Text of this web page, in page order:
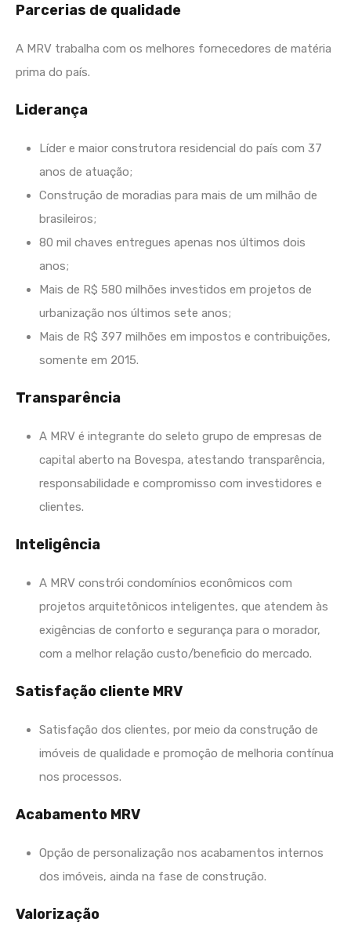
Parcerias de qualidade
A MRV trabalha com os melhores fornecedores de matéria
prima do país.
Liderança
Líder e maior construtora residencial do país com 37
anos de atuação;
Construção de moradias para mais de um milhão de
brasileiros;
80 mil chaves entregues apenas nos últimos dois
anos;
Mais de R$ 580 milhões investidos em projetos de
urbanização nos últimos sete anos;
Mais de R$ 397 milhões em impostos e contribuições,
somente em 2015.
Transparência
A MRV é integrante do seleto grupo de empresas de
capital aberto na Bovespa, atestando transparência,
responsabilidade e compromisso com investidores e
clientes.
Inteligência
A MRV constrói condomínios econômicos com
projetos arquitetônicos inteligentes, que atendem às
exigências de conforto e segurança para o morador,
com a melhor relação custo/beneficio do mercado.
Satisfação cliente MRV
Satisfação dos clientes, por meio da construção de
imóveis de qualidade e promoção de melhoria contínua
nos processos.
Acabamento MRV
Opção de personalização nos acabamentos internos
dos imóveis, ainda na fase de construção.
Valorização